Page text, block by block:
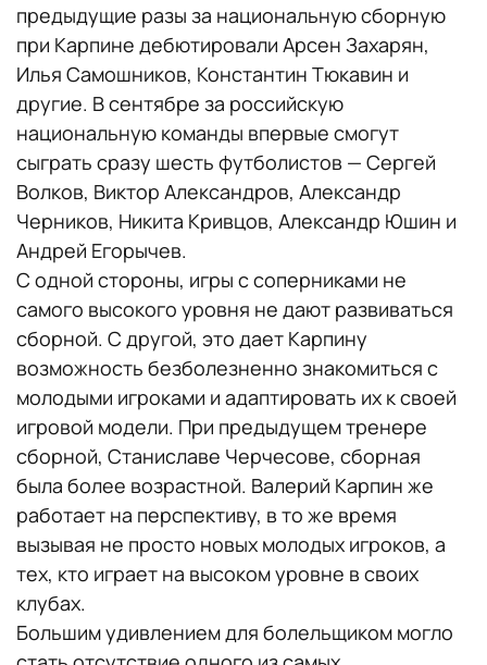
предыдущие разы за национальную сборную
при Карпине дебютировали Арсен Захарян,
Илья Самошников, Константин Тюкавин и
другие. В сентябре за российскую
национальную команды впервые смогут
сыграть сразу шесть футболистов — Сергей
Волков, Виктор Александров, Александр
Черников, Никита Кривцов, Александр Юшин и
Андрей Егорычев.
С одной стороны, игры с соперниками не
самого высокого уровня не дают развиваться
сборной. С другой, это дает Карпину
возможность безболезненно знакомиться с
молодыми игроками и адаптировать их к своей
игровой модели. При предыдущем тренере
сборной, Станиславе Черчесове, сборная
была более возрастной. Валерий Карпин же
работает на перспективу, в то же время
вызывая не просто новых молодых игроков, а
тех, кто играет на высоком уровне в своих
клубах.
Большим удивлением для болельщиком могло